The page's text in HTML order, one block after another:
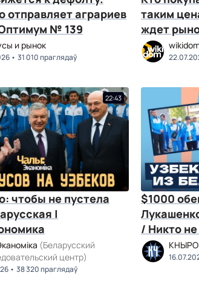
отправляет аграриев
№ 139
и рынок
31 010 праглядаў
таким
ждет
22:43
чтобы не пустела
|
(Беларусский
центр)
38 320 праглядаў
$1000
/ Никто
Беларусь?